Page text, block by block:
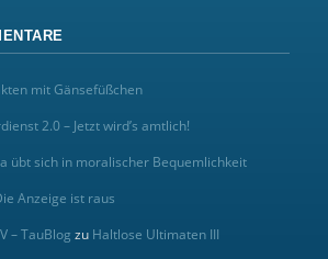
mit Gänsefüßchen
2.0 – Jetzt wird’s amtlich!
übt sich in moralischer Bequemlichkeit
Anzeige ist raus
– TauBlog zu Haltlose Ultimaten III